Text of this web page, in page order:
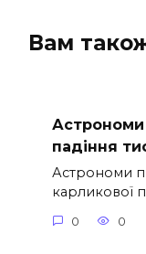
Вам
Астрономи
падіння
Астрономи
карликової
0 0